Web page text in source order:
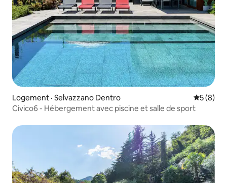
Logement · Selvazzano Dentro Note
5 (8)
Civico6 - Hébergement avec piscine et salle de sport